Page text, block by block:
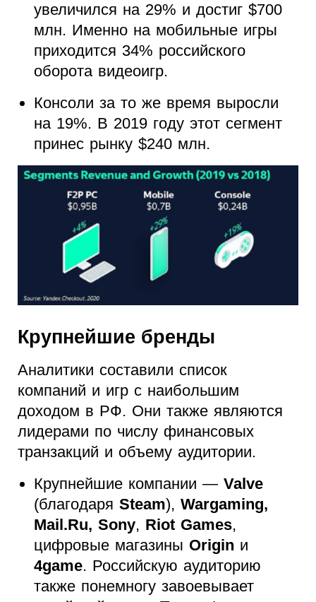
увеличился на 29% и достиг $700
млн. Именно на мобильные игры
приходится 34% российского
оборота видеоигр.
Консоли за то же время выросли
на 19%. В 2019 году этот сегмент
принес рынку $240 млн.
Крупнейшие бренды
Аналитики составили список
компаний и игр с наибольшим
доходом в РФ. Они также являются
лидерами по числу финансовых
транзакций и объему аудитории.
Крупнейшие компании — Valve
(благодаря Steam), Wargaming,
Mail.Ru, Sony, Riot Games,
цифровые магазины Origin и
4game. Российскую аудиторию
также понемногу завоевывает